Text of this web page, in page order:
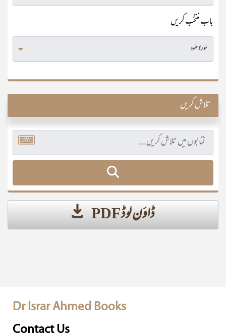
باب منتخب کریں
تلاش کریں
ڈاؤن لوڈ PDF
Dr Israr Ahmed Books
Contact Us